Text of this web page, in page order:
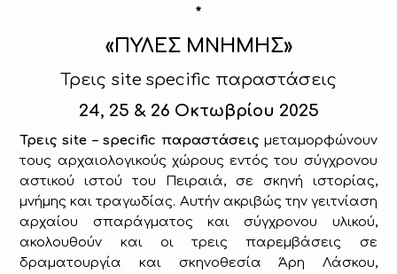
*
«ΠΥΛΕΣ ΜΝΗΜΗΣ»
Τρεις site specific παραστάσεις
24, 25 & 26 Οκτωβρίου 2025
Τρειςsite – specific παραστάσειςμεταμορφώνουν
τους αρχαιολογικούς χώρους εντός του σύγχρονου
αστικού ιστού του Πειραιά, σε σκηνή ιστορίας,
μνήμης και τραγωδίας. Αυτήν ακριβώς την γειτνίαση
αρχαίου σπαράγματος και σύγχρονου
υλικού,
ακολουθούν
και οι τρεις παρεμβάσεις σε
δραματουργία και σκηνοθεσία Άρη Λάσκου,